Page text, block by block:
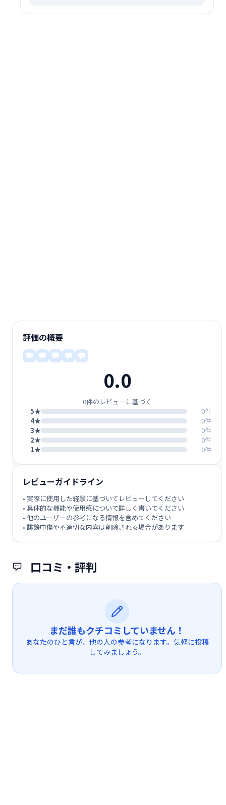
口コミ・評判
まだ誰もクチコミしていません！
あなたのひと言が、他の人の参考になります。気軽に投稿
してみましょう。
評価の概要
0.0
0件のレビューに基づく
5★
0件
4★
0件
3★
0件
2★
0件
1★
0件
レビューガイドライン
• 実際に使用した経験に基づいてレビューしてください
• 具体的な機能や使用感について詳しく書いてください
• 他のユーザーの参考になる情報を含めてください
• 誹謗中傷や不適切な内容は削除される場合があります